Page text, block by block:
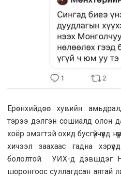
Ерөнхийдөө хувийн
тэрээ дэлгэн сошиалд олон
хоёр эмэгтэй охид бусгүйчүүлд
хичээл заахаас гадна
бололтой. УИХ-д дэвшдэг
шоронгоос суллагдсан аятай